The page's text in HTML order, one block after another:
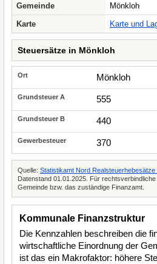
Gemeinde
Mönkloh
Karte
Karte und
Steuersätze in Mönkloh
Mönkloh
555
440
370
Quelle: Statistikamt Nord
Datenstand 01.01.2025. Für
Gemeinde bzw. das zuständige Finanzamt.
Kommunale Finanzstruktur
Die Kennzahlen beschreiben die
wirtschaftliche Einordnung der
ist das ein Makrofaktor: höhere